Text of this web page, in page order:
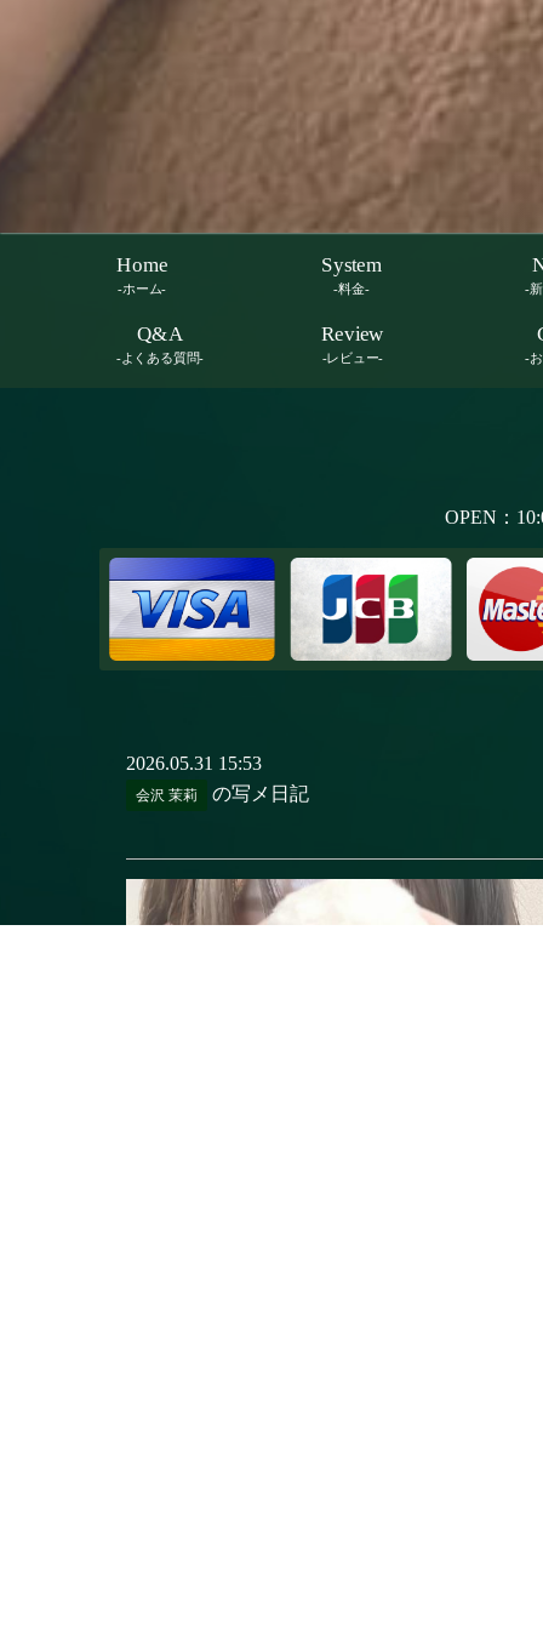
Home
-ホーム-
System
-料金- -
Q&A
-よくある質問-
Review
-レビュー- -
OPEN：
2026.05.31 15:53
会沢 茉莉 の写メ日記